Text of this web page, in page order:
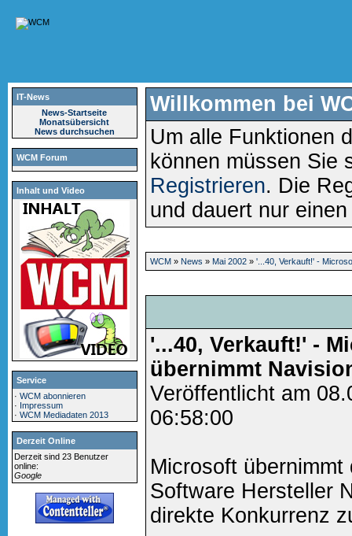
IT-News
News-Startseite
Monatsübersicht
News durchsuchen
WCM Forum
Inhalt und Video
Service
·WCM abonnieren
· Impressum
·WCM Mediadaten 2013
Derzeit Online
Derzeit sind 23 Benutzer
online:
Google
Willkommen bei
Um alle Funktionen
können müssen Sie
Registrieren. Die
und dauert nur
WCM» News » Mai 2002» '...40, Verkauft!' -
'...40, Verkauft!' -
übernimmt
Veröffentlicht am
06:58:00
Microsoft
Software Hersteller
direkte Konkurrenz